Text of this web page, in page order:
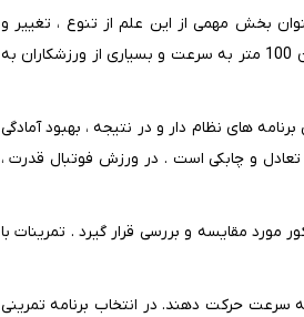
بخش مهمی از این علم از تنوع ، تغییر و
توسعه به دور نبوده است. بازیکنان فوتبال به قدرت و توان ، دوندگان ماراتن به استقامت ، قهرمانان 100 متر به سرعت و بسیاری از ورزشکاران به
های نظام دار و در نتیجه ، بهبود آمادگی
و چابکی است . در ورزش فوتبال قدرت ،
مقایسه و بررسی قرار گیرد . تمرینات با
سرعت حرکت دهند. در انتخاب برنامه تمرینی